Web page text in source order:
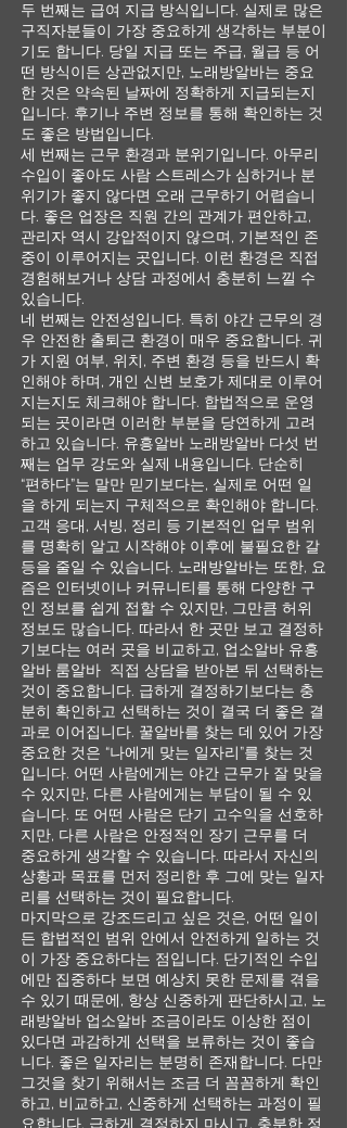
두 번째는 급여 지급 방식입니다. 실제로 많은
구직자분들이 가장 중요하게 생각하는 부분이
기도 합니다. 당일 지급 또는 주급, 월급 등 어
떤 방식이든 상관없지만, 노래방알바는 중요
한 것은 약속된 날짜에 정확하게 지급되는지
입니다. 후기나 주변 정보를 통해 확인하는 것
도 좋은 방법입니다.
세 번째는 근무 환경과 분위기입니다. 아무리
수입이 좋아도 사람 스트레스가 심하거나 분
위기가 좋지 않다면 오래 근무하기 어렵습니
다. 좋은 업장은 직원 간의 관계가 편안하고,
관리자 역시 강압적이지 않으며, 기본적인 존
중이 이루어지는 곳입니다. 이런 환경은 직접
경험해보거나 상담 과정에서 충분히 느낄 수
있습니다.
네 번째는 안전성입니다. 특히 야간 근무의 경
우 안전한 출퇴근 환경이 매우 중요합니다. 귀
가 지원 여부, 위치, 주변 환경 등을 반드시 확
인해야 하며, 개인 신변 보호가 제대로 이루어
지는지도 체크해야 합니다. 합법적으로 운영
되는 곳이라면 이러한 부분을 당연하게 고려
하고 있습니다. 유흥알바 노래방알바 다섯 번
째는 업무 강도와 실제 내용입니다. 단순히
“편하다”는 말만 믿기보다는, 실제로 어떤 일
을 하게 되는지 구체적으로 확인해야 합니다.
고객 응대, 서빙, 정리 등 기본적인 업무 범위
를 명확히 알고 시작해야 이후에 불필요한 갈
등을 줄일 수 있습니다. 노래방알바는 또한, 요
즘은 인터넷이나 커뮤니티를 통해 다양한 구
인 정보를 쉽게 접할 수 있지만, 그만큼 허위
정보도 많습니다. 따라서 한 곳만 보고 결정하
기보다는 여러 곳을 비교하고, 업소알바 유흥
알바 룸알바 직접 상담을 받아본 뒤 선택하는
것이 중요합니다. 급하게 결정하기보다는 충
분히 확인하고 선택하는 것이 결국 더 좋은 결
과로 이어집니다. 꿀알바를 찾는 데 있어 가장
중요한 것은 “나에게 맞는 일자리”를 찾는 것
입니다. 어떤 사람에게는 야간 근무가 잘 맞을
수 있지만, 다른 사람에게는 부담이 될 수 있
습니다. 또 어떤 사람은 단기 고수익을 선호하
지만, 다른 사람은 안정적인 장기 근무를 더
중요하게 생각할 수 있습니다. 따라서 자신의
상황과 목표를 먼저 정리한 후 그에 맞는 일자
리를 선택하는 것이 필요합니다.
마지막으로 강조드리고 싶은 것은, 어떤 일이
든 합법적인 범위 안에서 안전하게 일하는 것
이 가장 중요하다는 점입니다. 단기적인 수입
에만 집중하다 보면 예상치 못한 문제를 겪을
수 있기 때문에, 항상 신중하게 판단하시고, 노
래방알바 업소알바 조금이라도 이상한 점이
있다면 과감하게 선택을 보류하는 것이 좋습
니다. 좋은 일자리는 분명히 존재합니다. 다만
그것을 찾기 위해서는 조금 더 꼼꼼하게 확인
하고, 비교하고, 신중하게 선택하는 과정이 필
요합니다. 급하게 결정하지 마시고, 충분한 정